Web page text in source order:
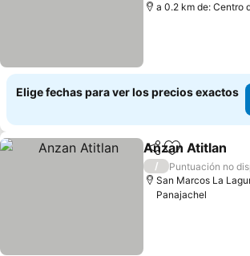
a 0.2 km de: Centro
Elige fechas para ver los precios exactos
CompartirAgregar a
Anzan Atitlan
/
Puntuación no
San Marcos La
Panajachel